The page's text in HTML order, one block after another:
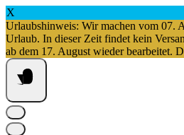
X
Urlaubshinweis: Wir machen vom 07.
Urlaub. In dieser Zeit findet kein
ab dem 17. August wieder bearbeitet.
Springe
zum
Inhalt